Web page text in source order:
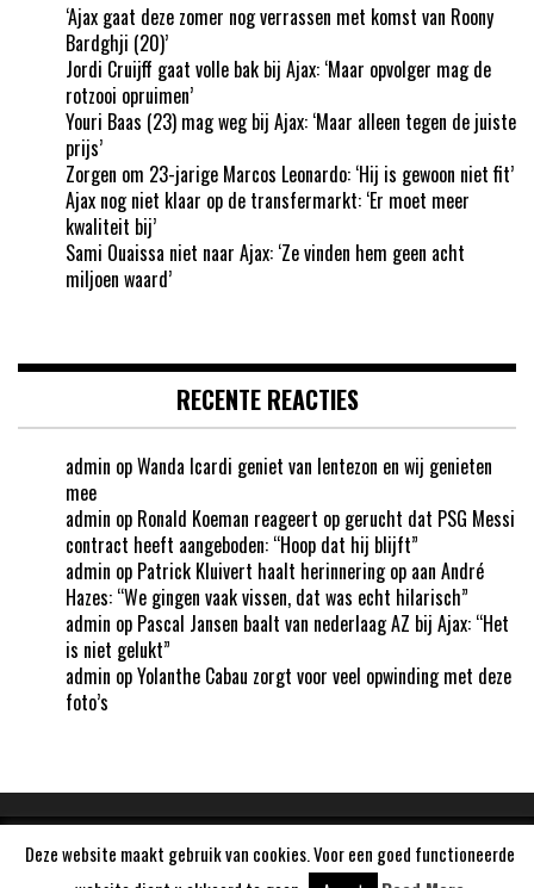
‘Ajax gaat deze zomer nog verrassen met komst van Roony
Bardghji (20)’
Jordi Cruijff gaat volle bak bij Ajax: ‘Maar opvolger mag de
rotzooi opruimen’
Youri Baas (23) mag weg bij Ajax: ‘Maar alleen tegen de juiste
prijs’
Zorgen om 23-jarige Marcos Leonardo: ‘Hij is gewoon niet fit’
Ajax nog niet klaar op de transfermarkt: ‘Er moet meer
kwaliteit bij’
Sami Ouaissa niet naar Ajax: ‘Ze vinden hem geen acht
miljoen waard’
RECENTE REACTIES
admin opWanda Icardi geniet van lentezon en wij genieten
mee
admin op Ronald Koeman reageert op gerucht dat PSG Messi
contract heeft aangeboden: “Hoop dat hij blijft”
admin op Patrick Kluivert haalt herinnering op aan André
Hazes: “We gingen vaak vissen, dat was echt hilarisch”
admin op Pascal Jansen baalt van nederlaag AZ bij Ajax: “Het
is niet gelukt”
admin opYolanthe Cabau zorgt voor veel opwinding met deze
foto’s
Aangedreven doorWordPress
Deze website maakt gebruik van cookies. Voor een goed functioneerde